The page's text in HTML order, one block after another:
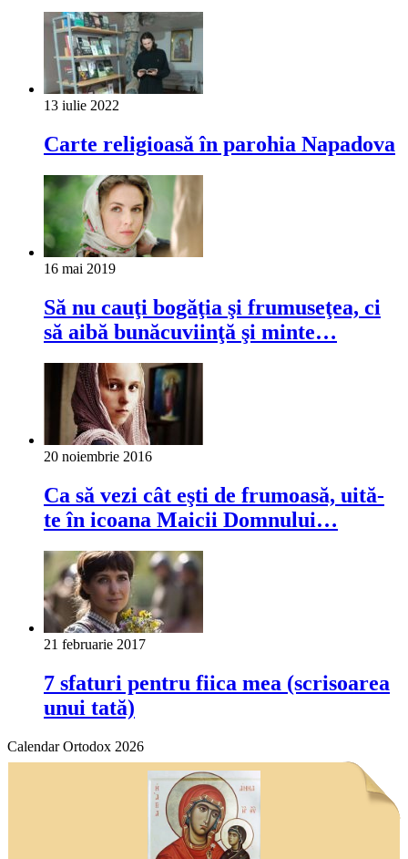
13 iulie 2022
Carte religioasă în parohia Napadova
16 mai 2019
Să nu cauţi bogăţia şi frumuseţea, ci
să aibă bunăcuviinţă şi minte…
20 noiembrie 2016
Ca să vezi cât eşti de frumoasă, uită-
te în icoana Maicii Domnului…
21 februarie 2017
7 sfaturi pentru fiica mea (scrisoarea
unui tată)
Calendar Ortodox 2026